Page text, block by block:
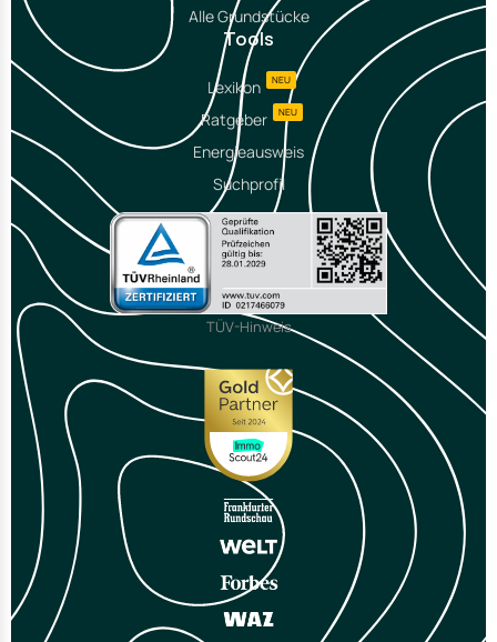
Alle Grundstücke
Tools
Lexikon NEU
Ratgeber NEU
Energieausweis
Suchprofil
TÜV-Hinweis